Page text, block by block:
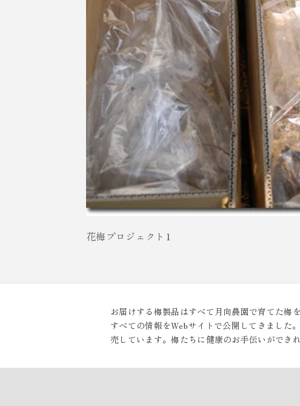
花梅プロジェクト1
お届けする梅製品はすべて月向農園で育てた梅
すべての情報をWebサイトで公開してきました
売しています。梅たちに健康のお手伝いができ